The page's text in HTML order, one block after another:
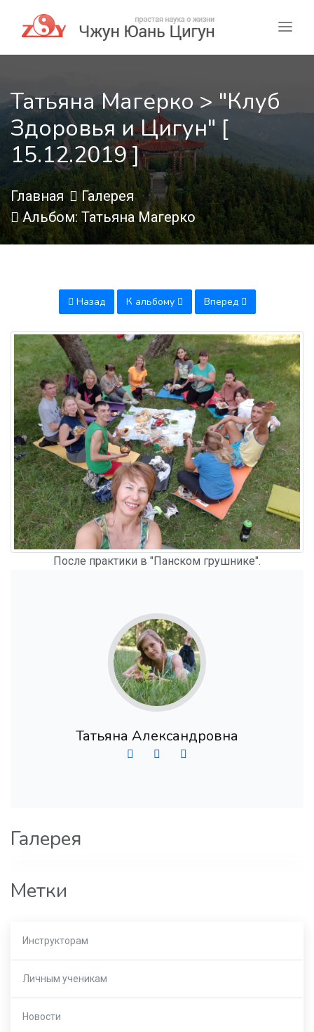
Татьяна Магерко > "Клуб
Здоровья и Цигун" [
15.12.2019 ]
Главная
Галерея
Альбом: Татьяна Магерко
Назад К альбому Вперед
После практики в "Панском грушнике".
Татьяна Александровна
Галерея
Метки
Инструкторам
Личным ученикам
Новости